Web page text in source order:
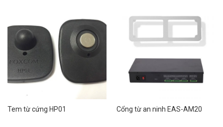
Tem từ cứng HP01 Cổng từ an ninh EAS-AM20